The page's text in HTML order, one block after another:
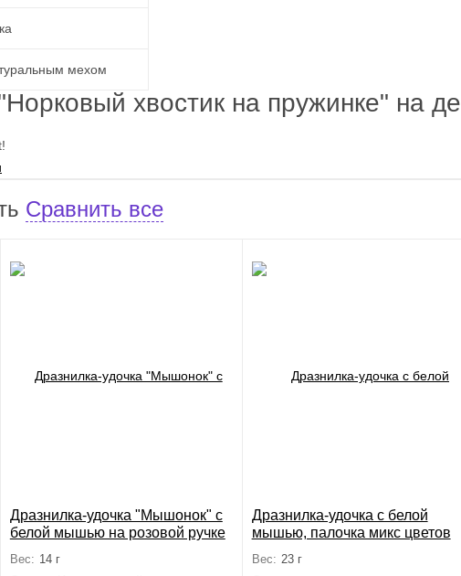
мехом
хвостик на пружинке" на
Сравнить все
Дразнилка-удочка "Мышонок" с
белой мышью на розовой ручке
Вес: 14 г
Дразнилка-удочка с белой
мышью, палочка микс цветов
Вес: 23 г